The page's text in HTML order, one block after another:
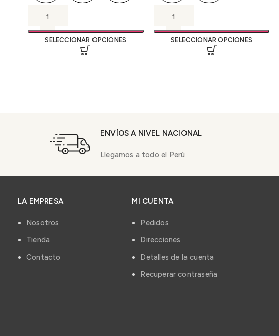
SELECCIONAR OPCIONES SELECCIONAR OPCIONES
ENVÍOS A NIVEL NACIONAL
Llegamos a todo el Perú
LA EMPRESA
Nosotros
Tienda
Contacto
MI CUENTA
Pedidos
Direcciones
Detalles de la cuenta
Recuperar contraseña